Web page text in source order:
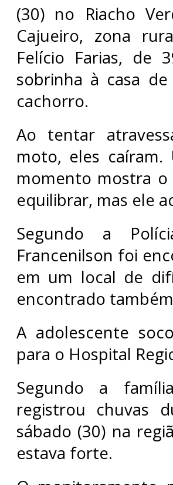
(30) no Riacho
Cajueiro, zona
Felício Farias, de
sobrinha à casa
cachorro.
Ao tentar
moto, eles
momento mostra
equilibrar, mas ele
Segundo a
Francenilson foi
em um local de
encontrado
A adolescente
para o Hospital
Segundo a
registrou chuvas
sábado (30) na
estava forte.